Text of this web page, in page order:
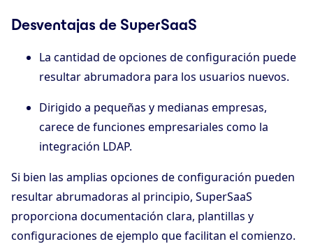
Desventajas de SuperSaaS
La cantidad de opciones de configuración puede
resultar abrumadora para los usuarios nuevos.
Dirigido a pequeñas y medianas empresas,
carece de funciones empresariales como la
integración LDAP.
Si bien las amplias opciones de configuración pueden
resultar abrumadoras al principio, SuperSaaS
proporciona documentación clara, plantillas y
configuraciones de ejemplo que facilitan el comienzo.